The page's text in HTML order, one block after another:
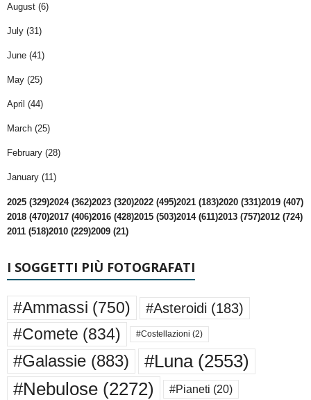
August (6)
July (31)
June (41)
May (25)
April (44)
March (25)
February (28)
January (11)
2025 (329)2024 (362)2023 (320)2022 (495)2021 (183)2020 (331)2019 (407)
2018 (470)2017 (406)2016 (428)2015 (503)2014 (611)2013 (757)2012 (724)
2011 (518)2010 (229)2009 (21)
I SOGGETTI PIÙ FOTOGRAFATI
#Ammassi (750) #Asteroidi (183)
#Comete (834) #Costellazioni (2)
#Galassie (883) #Luna(2553)
#Nebulose (2272) #Pianeti (20)